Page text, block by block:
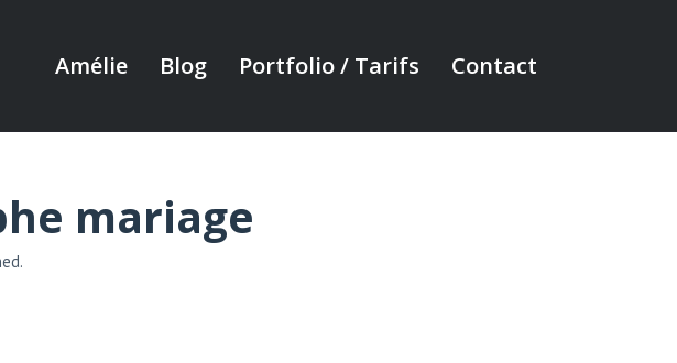
Amélie Blog Portfolio / Tarifs Contact
mariage